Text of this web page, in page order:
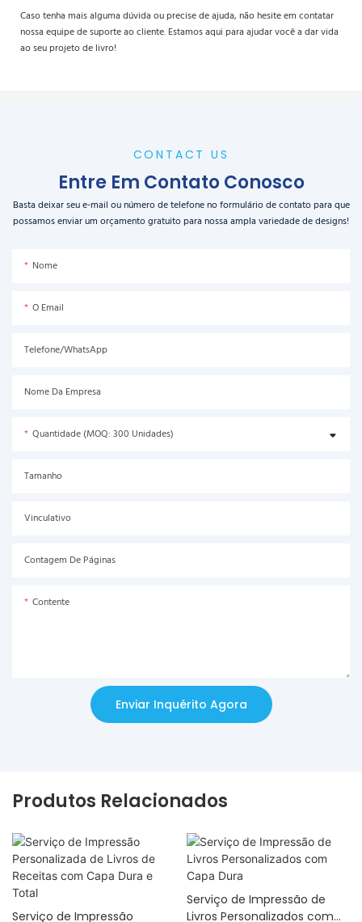
Caso tenha mais alguma dúvida ou precise de ajuda, não hesite em contatar
nossa equipe de suporte ao cliente. Estamos aqui para ajudar você a dar vida
ao seu projeto de livro!
CONTACT US
Entre Em Contato Conosco
Basta deixar seu e-mail ou número de telefone no formulário de contato para que
possamos enviar um orçamento gratuito para nossa ampla variedade de designs!
Nome
O Email
Telefone/WhatsApp
Nome Da Empresa
Quantidade (MOQ: 300 Unidades)
Tamanho
Vinculativo
Contagem De Páginas
Contente
Enviar Inquérito Agora
Produtos Relacionados
Serviço de Impressão
Serviço de Impressão de
Livros Personalizados com